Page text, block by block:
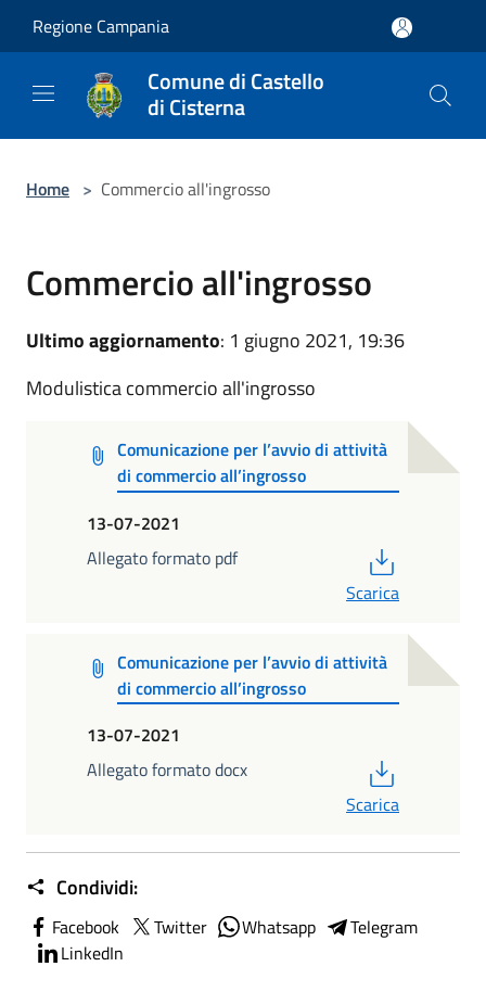
Regione Campania
Comune di Castello
di Cisterna
Home > Commercio all'ingrosso
Commercio all'ingrosso
Ultimo aggiornamento: 1 giugno 2021, 19:36
Modulistica commercio all'ingrosso
Comunicazione per l’avvio di attività
di commercio all’ingrosso
13-07-2021
Allegato formato pdf
Scarica
Comunicazione per l’avvio di attività
di commercio all’ingrosso
13-07-2021
Allegato formato docx
Scarica
Condividi:
Facebook Twitter Whatsapp
Telegram
LinkedIn